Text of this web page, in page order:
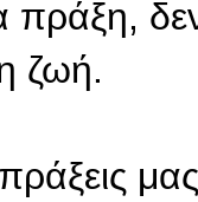
πράξη,
ζωή.